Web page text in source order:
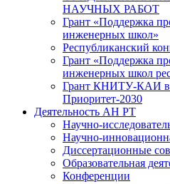
НАУЧНЫХ РАБОТ
Грант «Поддержка
инженерных школ»
Республиканский
Грант «Поддержка
инженерных школ
Грант КНИТУ-КАИ в
Приоритет-2030
Деятельность АН РТ
Научно-
Научно-
Диссертационные
Образовательная
Конференции